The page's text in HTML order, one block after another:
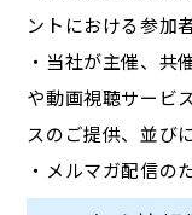
ントにおける参加
・当社が主催、共
や動画視聴サービ
スのご提供、並び
・メルマガ配信の